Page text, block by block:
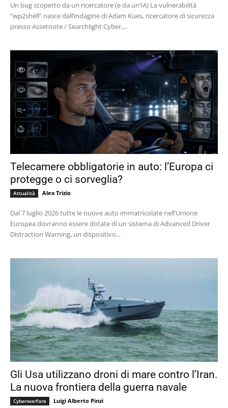
Un bug scoperto da un ricercatore (e da un’IA) La vulnerabilità
“wp2shell” nasce dall’indagine di Adam Kues, ricercatore di sicurezza
presso Assetnote / Searchlight Cyber,...
Telecamere obbligatorie in auto: l’Europa ci
protegge o ci sorveglia?
Attualità Alex Trizio
Dal 7 luglio 2026 tutte le nuove auto immatricolate nell’Unione
Europea dovranno essere dotate di un sistema di Advanced Driver
Distraction Warning, un dispositivo...
Gli Usa utilizzano droni di mare contro l’Iran.
La nuova frontiera della guerra navale
Cyberwarfare Luigi Alberto Pinzi